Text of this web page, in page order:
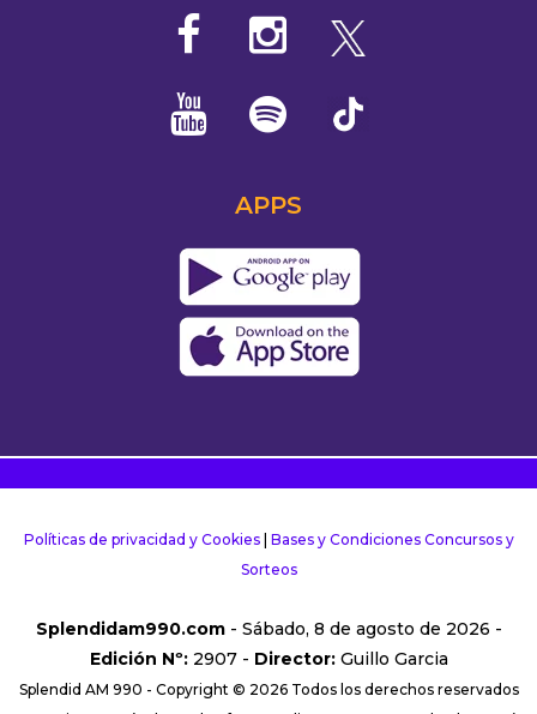
APPS
Políticas de privacidad y Cookies| Bases y Condiciones Concursos y
Sorteos
Splendidam990.com- Sábado, 8 de agosto de 2026 -
Edición Nº:2907 - Director:Guillo Garcia
Splendid AM 990 - Copyright © 2026 Todos los derechos reservados